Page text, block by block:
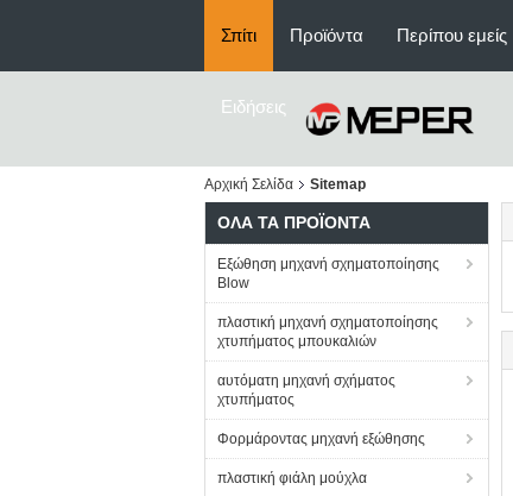
Σπίτι Προϊόντα Περίπου εμείς
Ειδήσεις
Αρχική Σελίδα Sitemap
ΌΛΑ ΤΑ ΠΡΟΪΌΝΤΑ
Εξώθηση μηχανή σχηματοποίησης
Blow
πλαστική μηχανή σχηματοποίησης
χτυπήματος μπουκαλιών
αυτόματη μηχανή σχήματος
χτυπήματος
Φορμάροντας μηχανή εξώθησης
πλαστική φιάλη μούχλα